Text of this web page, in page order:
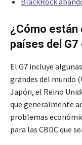
¿Cómo
países del
El G7 incluye
grandes del mundo
Japón, el Reino
que generalmente
problemas
para las CBDC que